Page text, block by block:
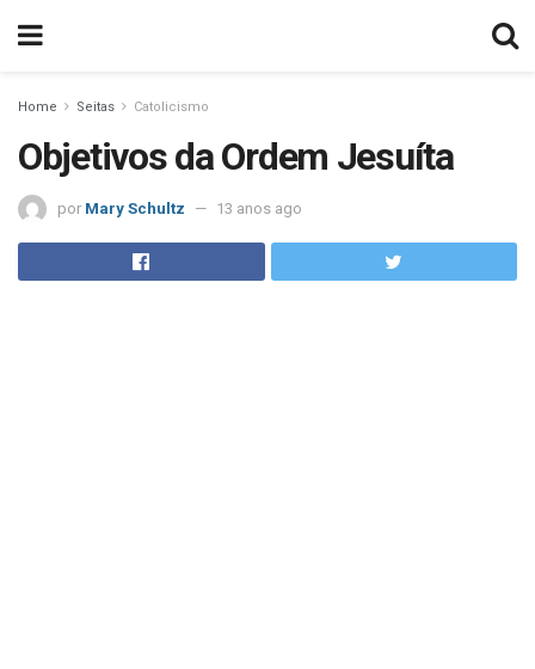
Home Seitas Catolicismo
Objetivos da Ordem Jesuíta
por Mary Schultz 13 anos ago